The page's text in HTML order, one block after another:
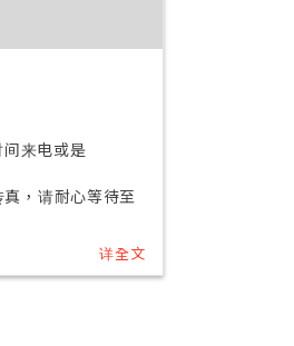
来电或是
，请耐心等待至
详全文